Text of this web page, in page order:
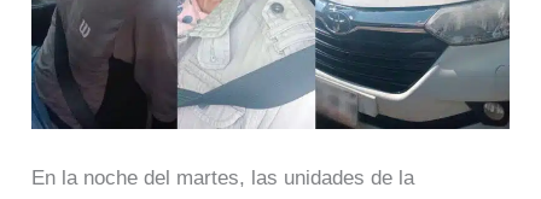
En la noche del martes, las unidades de la